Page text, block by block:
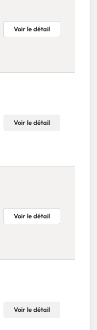
Voir le détail
Voir le détail
Voir le détail
Voir le détail